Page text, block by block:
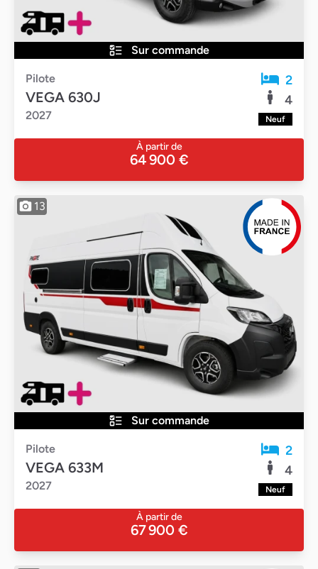
Sur commande
Pilote
VEGA 630J
2027
2
4
Neuf
À partir de
64 900 €
13
Sur commande
Pilote
VEGA 633M
2027
2
4
Neuf
À partir de
67 900 €